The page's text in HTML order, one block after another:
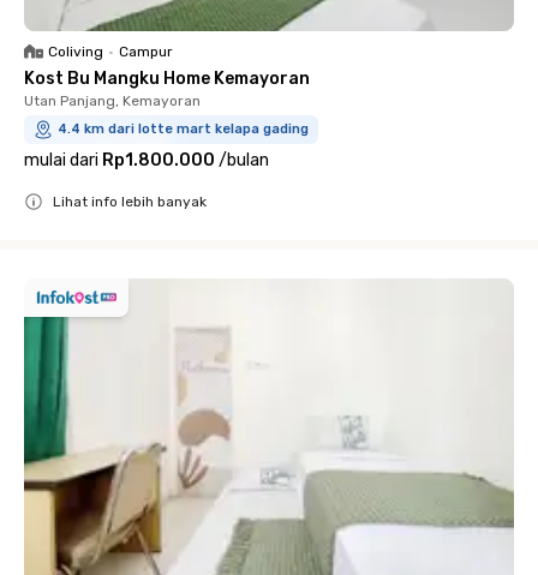
Coliving • Campur
Kost Bu Mangku Home Kemayoran
Utan Panjang, Kemayoran
4.4 km dari lotte mart kelapa gading
mulai dari Rp1.800.000 /bulan
Lihat info lebih banyak